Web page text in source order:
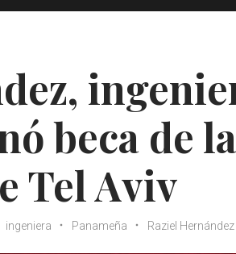
beca de la
Tel Aviv
ingeniera Panameña Raziel Hernández